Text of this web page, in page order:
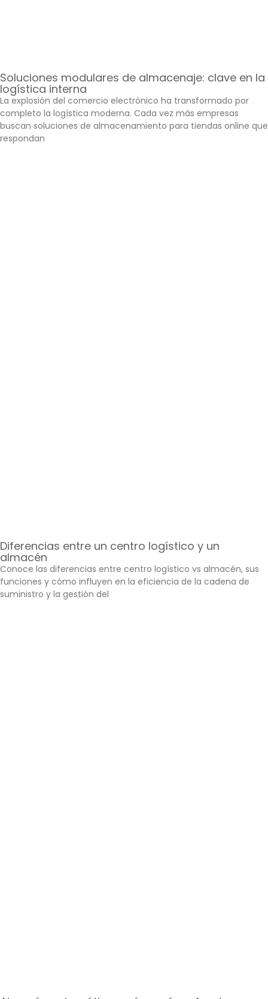
Soluciones modulares de almacenaje: clave en la
logística interna
La explosión del comercio electrónico ha transformado por
completo la logística moderna. Cada vez más empresas
buscan soluciones de almacenamiento para tiendas online que
respondan
Diferencias entre un centro logístico y un
almacén
Conoce las diferencias entre centro logístico vs almacén, sus
funciones y cómo influyen en la eficiencia de la cadena de
suministro y la gestión del